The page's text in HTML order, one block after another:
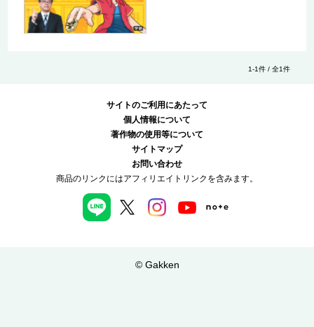
1-1件 / 全1件
サイトのご利用にあたって
個人情報について
著作物の使用等について
サイトマップ
お問い合わせ
商品のリンクにはアフィリエイトリンクを含みます。
© Gakken